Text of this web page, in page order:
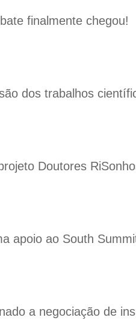
finalmente chegou!
dos trabalhos
Doutores
apoio ao South
a negociação de